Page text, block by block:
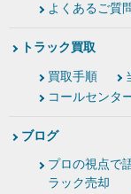
よくあるご質
トラック買取
買取手順
コールセンタ
ブログ
プロの視点で
ラック売却